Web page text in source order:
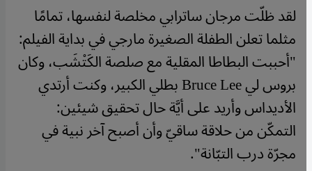
لقد ظلّت مرجان ساترابي مخلصة لنفسها، تمامًا
مثلما تعلن الطفلة الصغيرة مارجي في بداية الفيلم:
"أحببت البطاطا المقلية مع صلصة الكَتْشَب، وكان
بروس لي Bruce Lee بطلي الكبير، وكنت أرتدي
الأديداس وأريد على أيَّة حال تحقيق شيئين:
التمكّن من حلاقة ساقيّ وأن أصبح آخر نبية في
مجرّة درب التبّانة".